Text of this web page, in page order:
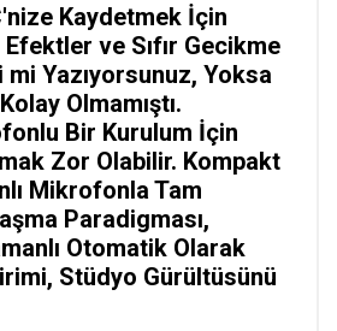
Kaydetmek İçin
ve Sıfır Gecikme
mi Yazıyorsunuz, Yoksa
Olmamıştı.
Bir Kurulum İçin
Zor Olabilir. Kompakt
Mikrofonla Tam
Paradigması,
Otomatik Olarak
Stüdyo Gürültüsünü